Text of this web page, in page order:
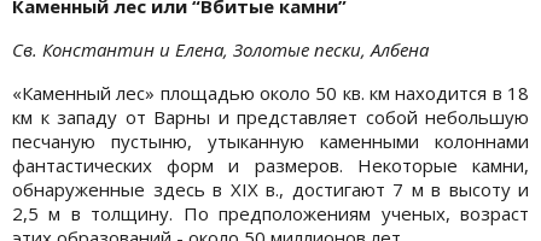
Каменный лес или “Вбитые камни”
Св. Константин и Елена, Золотые пески, Албена
«Каменный лес» площадью около 50 кв. км находится в 18
км к западу от Варны и представляет собой небольшую
песчаную пустыню, утыканную каменными колоннами
фантастических форм и размеров. Некоторые камни,
обнаруженные здесь в XIX в., достигают 7 м в высоту и
2,5 м в толщину. По предположениям ученых, возраст